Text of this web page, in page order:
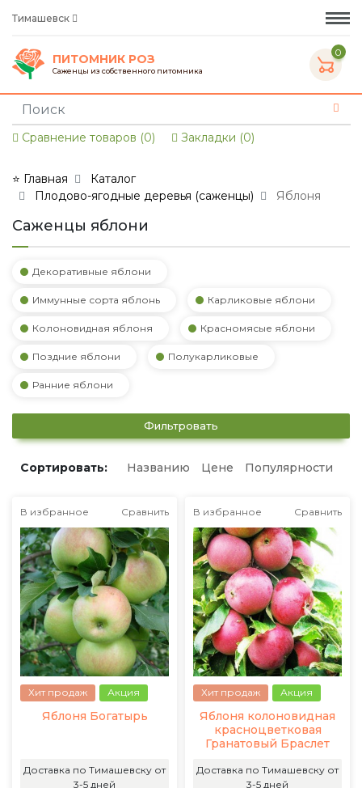
Тимашевск
ПИТОМНИК РОЗ
Саженцы из собственного питомника
0
Сравнение товаров (0) Закладки (0)
⭐ Главная
Каталог
Плодово-ягодные деревья (саженцы)
Яблоня
Саженцы яблони
Декоративные яблони
Иммунные сорта яблонь Карликовые яблони
Колоновидная яблоня Красномясые яблони
Поздние яблони Полукарликовые
Ранние яблони
Фильтровать
Сортировать: Названию Цене Популярности
В избранное Сравнить
Хит продаж Акция
Яблоня Богатырь
Доставка по Тимашевску от
3-5 дней
В избранное Сравнить
Хит продаж Акция
Яблоня колоновидная
красноцветковая
Гранатовый Браслет
Доставка по Тимашевску от
3-5 дней